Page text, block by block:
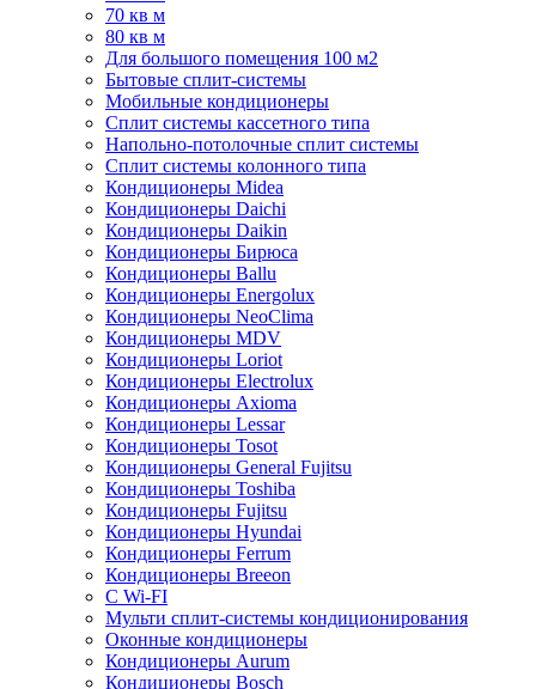
70 кв м
80 кв м
Для большого помещения 100 м2
Бытовые сплит-системы
Мобильные кондиционеры
Сплит системы кассетного типа
Напольно-потолочные сплит системы
Сплит системы колонного типа
Кондиционеры Midea
Кондиционеры Daichi
Кондиционеры Daikin
Кондиционеры Бирюса
Кондиционеры Ballu
Кондиционеры Energolux
Кондиционеры NeoClima
Кондиционеры MDV
Кондиционеры Loriot
Кондиционеры Electrolux
Кондиционеры Axioma
Кондиционеры Lessar
Кондиционеры Tosot
Кондиционеры General Fujitsu
Кондиционеры Toshiba
Кондиционеры Fujitsu
Кондиционеры Hyundai
Кондиционеры Ferrum
Кондиционеры Breeon
С Wi-FI
Мульти сплит-системы кондиционирования
Оконные кондиционеры
Кондиционеры Aurum
Кондиционеры Bosch